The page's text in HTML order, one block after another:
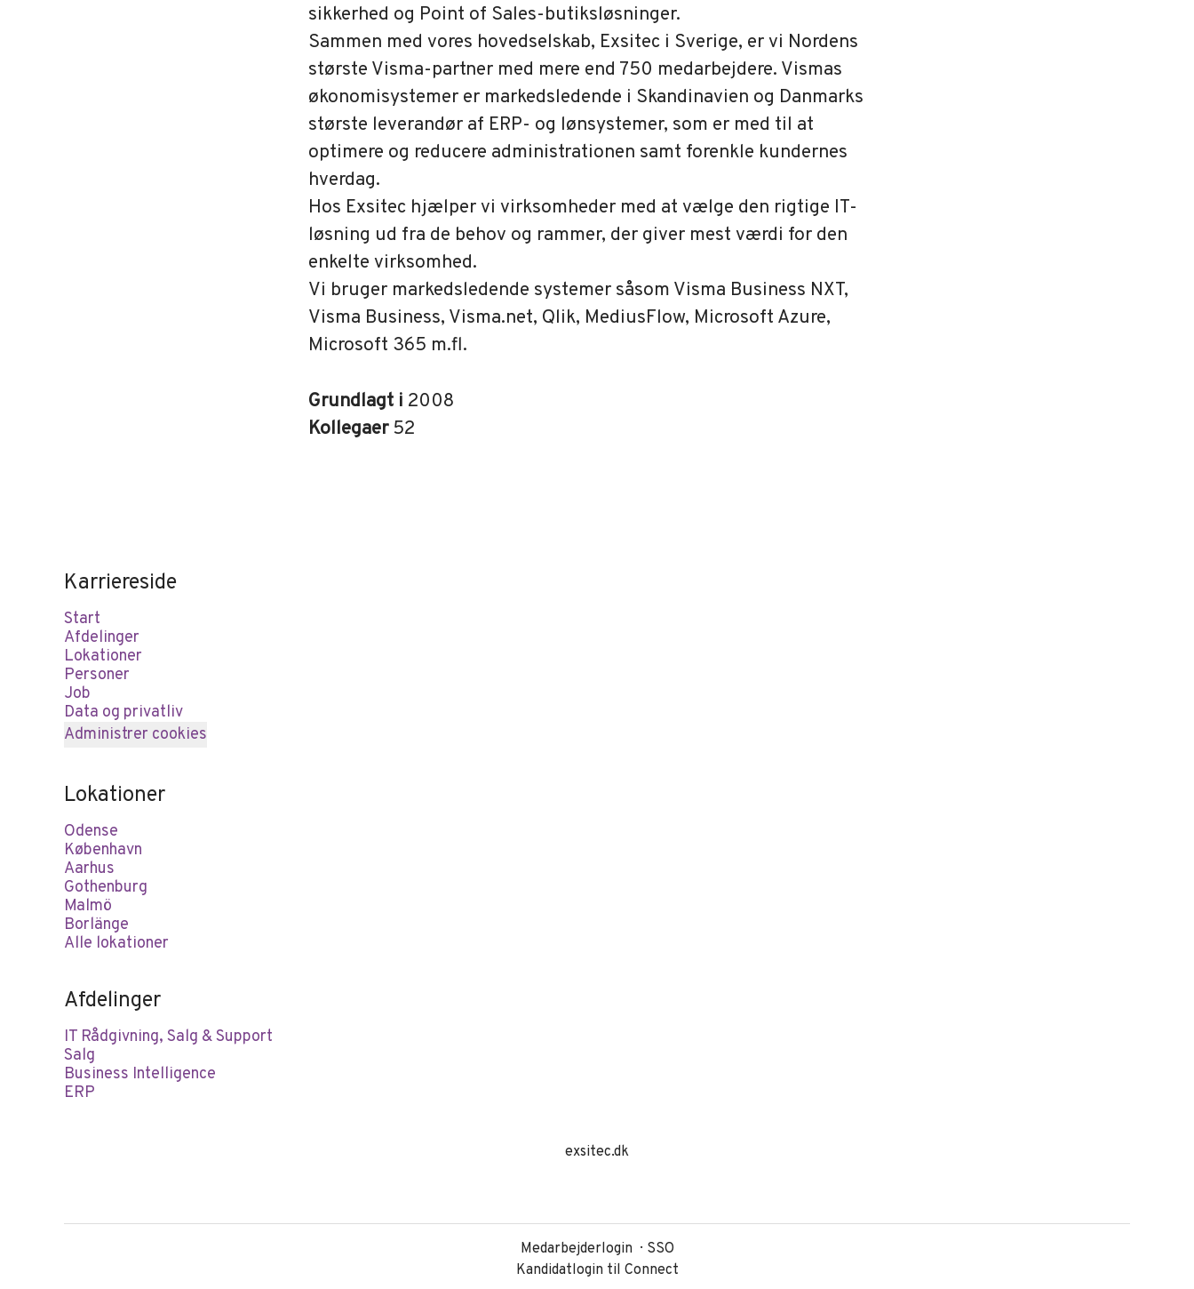
sikkerhed og Point of Sales-butiksløsninger.
Sammen med vores hovedselskab, Exsitec i Sverige, er vi Nordens
største Visma-partner med mere end 750 medarbejdere. Vismas
økonomisystemer er markedsledende i Skandinavien og Danmarks
største leverandør af ERP- og lønsystemer, som er med til at
optimere og reducere administrationen samt forenkle kundernes
hverdag.
Hos Exsitec hjælper vi virksomheder med at vælge den rigtige IT-
løsning ud fra de behov og rammer, der giver mest værdi for den
enkelte virksomhed.
Vi bruger markedsledende systemer såsom Visma Business NXT,
Visma Business, Visma.net, Qlik, MediusFlow, Microsoft Azure,
Microsoft 365 m.fl.
Grundlagt i 2008
Kollegaer 52
Karriereside
Start
Afdelinger
Lokationer
Personer
Job
Data og privatliv
Administrer cookies
Lokationer
Odense
København
Aarhus
Gothenburg
Malmö
Borlänge
Alle lokationer
Afdelinger
IT Rådgivning, Salg & Support
Salg
Business Intelligence
ERP
exsitec.dk
Medarbejderlogin
SSO
Kandidatlogin til Connect